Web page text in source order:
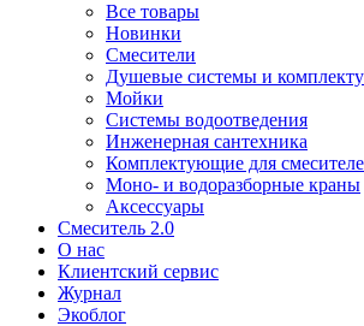
Все товары
Новинки
Смесители
Душевые системы и
Мойки
Системы водоотведения
Инженерная сантехника
Комплектующие для
Моно- и водоразборные краны
Аксессуары
Смеситель 2.0
О нас
Клиентский сервис
Журнал
Экоблог